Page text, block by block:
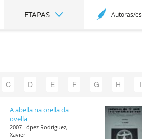
ETAPAS Autoras/es
C D E F G H I
A abella na orella da
ovella
2007 López Rodríguez,
Xavier